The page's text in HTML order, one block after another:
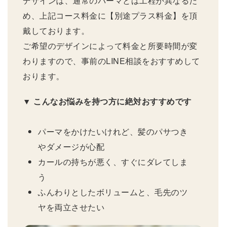
め、上記コース料金に【別途プラス料金】を頂
戴しております。
ご希望のデザインによって料金と所要時間が変
わりますので、事前のLINE相談をおすすめして
おります。
▼ こんなお悩みを持つ方に絶対おすすめです
パーマをかけたいけれど、髪のパサつき
やダメージが心配
カールの持ちが悪く、すぐにダレてしま
う
ふんわりとしたボリュームと、毛先のツ
ヤを両立させたい